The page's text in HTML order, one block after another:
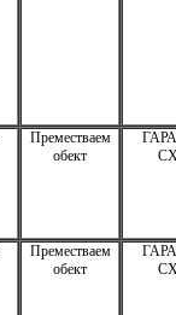
Преместваем
обект
Преместваем
обект